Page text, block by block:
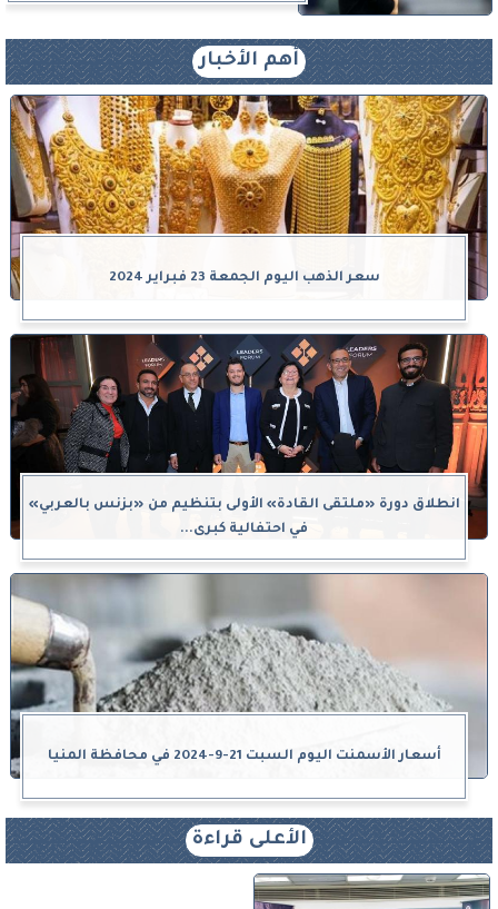
أهم الأخبار
سعر الذهب اليوم الجمعة 23 فبراير 2024
انطلاق دورة «ملتقى القادة» الأولى بتنظيم من «بزنس بالعربي»
في احتفالية كبرى...
أسعار الأسمنت اليوم السبت 21-9-2024 في محافظة المنيا
الأعلى قراءة